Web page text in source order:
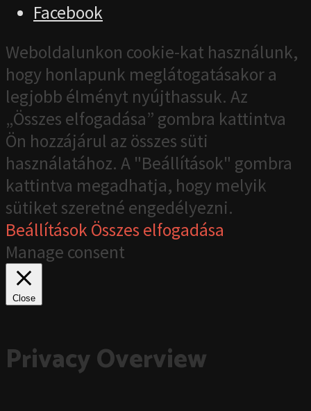
Facebook
Weboldalunkon cookie-kat használunk,
hogy honlapunk meglátogatásakor a
legjobb élményt nyújthassuk. Az
„Összes elfogadása” gombra kattintva
Ön hozzájárul az összes süti
használatához. A "Beállítások" gombra
kattintva megadhatja, hogy melyik
sütiket szeretné engedélyezni.
BeállításokÖsszes elfogadása
Manage consent
Close
Privacy Overview